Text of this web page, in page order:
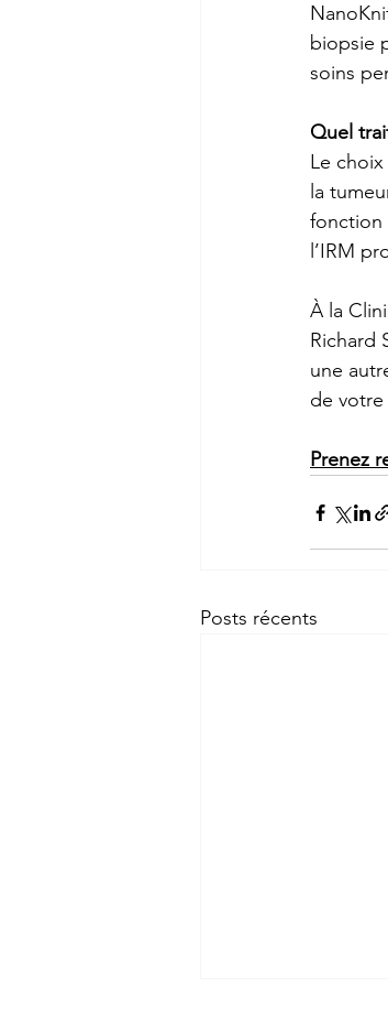
biopsie
soins
Quel
Le
la
fonction
l’IRM
À la
Richard
une
de
Prenez
Posts récents